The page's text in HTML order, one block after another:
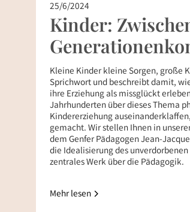
25/6/2024
Kinder:
Kleine Kinder kleine Sorgen, große
Sprichwort und beschreibt damit,
ihre Erziehung als missglückt
Jahrhunderten über dieses Thema
Kindererziehung
gemacht. Wir stellen Ihnen in
dem Genfer Pädagogen Jean-
die Idealisierung des
zentrales Werk über die Pädagogik.
Mehr lesen